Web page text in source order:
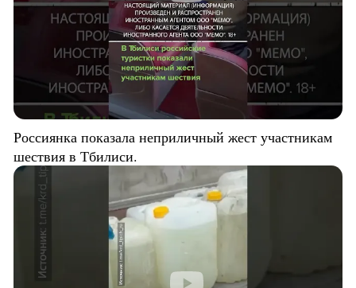
Россиянка показала неприличный жест участникам
шествия в Тбилиси.